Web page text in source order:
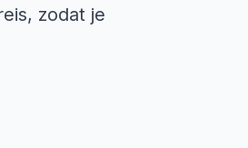
zodat je